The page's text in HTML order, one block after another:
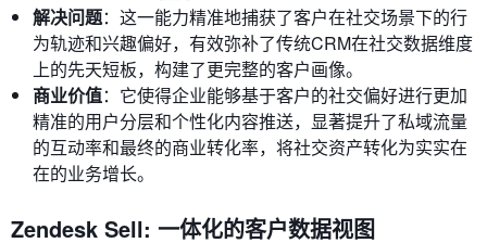
解决问题：这一能力精准地捕获了客户在社交场景下的行
为轨迹和兴趣偏好，有效弥补了传统CRM在社交数据维度
上的先天短板，构建了更完整的客户画像。
商业价值：它使得企业能够基于客户的社交偏好进行更加
精准的用户分层和个性化内容推送，显著提升了私域流量
的互动率和最终的商业转化率，将社交资产转化为实实在
在的业务增长。
Zendesk Sell: 一体化的客户数据视图